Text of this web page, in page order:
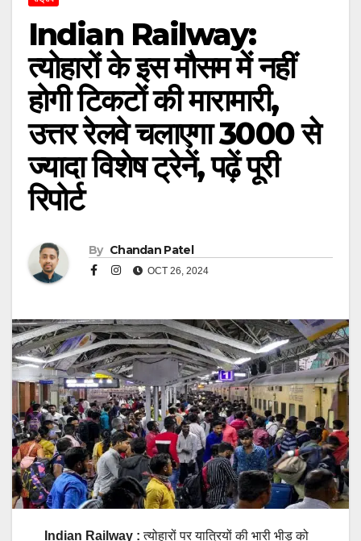
Indian Railway:
त्योहारों के इस मौसम में नहीं
होगी टिकटों की मारामारी,
उत्तर रेलवे चलाएगा 3000 से
ज्यादा विशेष ट्रेनें, पढ़ें पूरी
रिपोर्ट
By Chandan Patel
OCT 26, 2024
Indian Railway : त्योहारों पर यात्रियों की भारी भीड़ को